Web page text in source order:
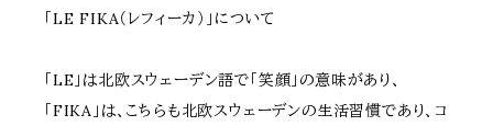
「LE FIKA（レフィーカ）」について
「LE」は北欧スウェーデン語で「笑顔」の意味があり、
「FIKA」は、こちらも北欧スウェーデンの生活習慣であり、コ